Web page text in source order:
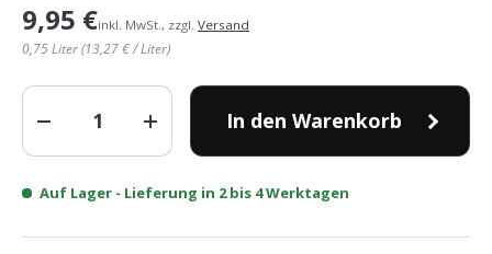
9,95 €
0,75 Liter (13,27 € / Liter)
inkl. MwSt., zzgl. Versand
Anzahl
-
+ In den Warenkorb
Auf Lager - Lieferung in 2 bis 4 Werktagen